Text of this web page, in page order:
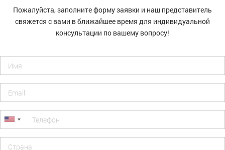
Пожалуйста, заполните форму заявки и наш представитель
свяжется с вами в ближайшее время для индивидуальной
консультации по вашему вопросу!